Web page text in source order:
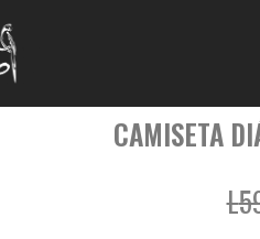
CAMISETA
L